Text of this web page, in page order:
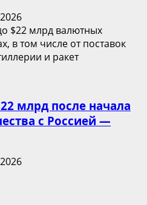
млрд после начала
с Россией —